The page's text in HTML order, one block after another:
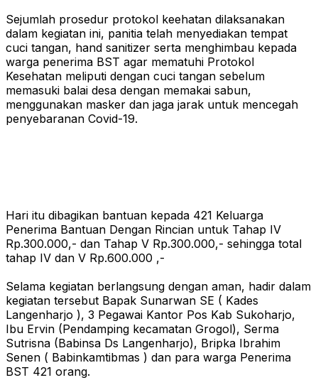
Sejumlah prosedur protokol keehatan dilaksanakan
dalam kegiatan ini, panitia telah menyediakan tempat
cuci tangan, hand sanitizer serta menghimbau kepada
warga penerima BST agar mematuhi Protokol
Kesehatan meliputi dengan cuci tangan sebelum
memasuki balai desa dengan memakai sabun,
menggunakan masker dan jaga jarak untuk mencegah
penyebaranan Covid-19.
Hari itu dibagikan bantuan kepada 421 Keluarga
Penerima Bantuan Dengan Rincian untuk Tahap IV
Rp.300.000,- dan Tahap V Rp.300.000,- sehingga total
tahap IV dan V Rp.600.000 ,-
Selama kegiatan berlangsung dengan aman, hadir dalam
kegiatan tersebut Bapak Sunarwan SE ( Kades
Langenharjo ), 3 Pegawai Kantor Pos Kab Sukoharjo,
Ibu Ervin (Pendamping kecamatan Grogol), Serma
Sutrisna (Babinsa Ds Langenharjo), Bripka Ibrahim
Senen ( Babinkamtibmas ) dan para warga Penerima
BST 421 orang.